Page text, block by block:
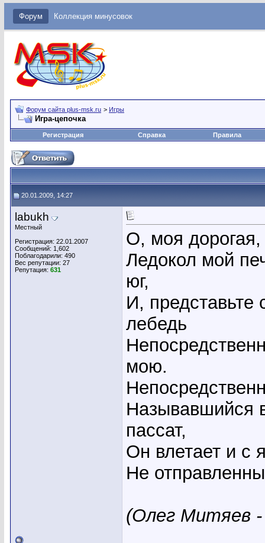
Форум Коллекция минусовок
Форум сайта plus-msk.ru > Игры
Игра-цепочка
Регистрация Справка Правила
20.01.2009, 14:27
labukh
Местный
Регистрация: 22.01.2007
Сообщений: 1,602
Поблагодарили: 490
Вес репутации: 27
Репутация: 631
О, моя
Ледокол мой
юг,
И, представьте
лебедь
мою.
Называвшийся
пассат,
Он влетает и с
Не
(Олег Митяев -